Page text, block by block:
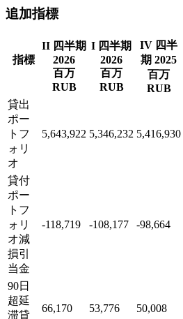
追加指標
指標
II 四半期
2026
百万
RUB
I 四半期
2026
百万
RUB
IV 四半
期 2025
百万
RUB
貸出
ポー
トフ
ォリ
オ
5,643,922 5,346,232 5,416,930
貸付
ポー
トフ
ォリ
オ減
損引
当金
-118,719 -108,177 -98,664
90日
超延
滞貸
66,170 53,776 50,008